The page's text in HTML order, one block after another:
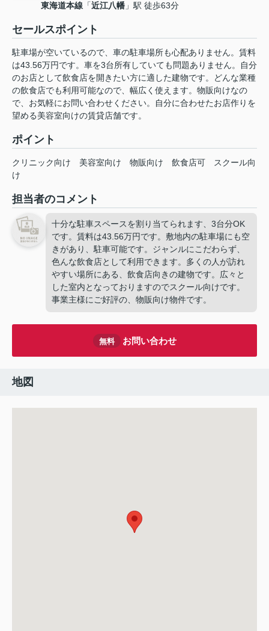
東海道本線 「近江八幡 」駅 徒歩63分
セールスポイント
駐車場が空いているので、車の駐車場所も心配ありません。賃料
は43.56万円です。車を3台所有していても問題ありません。自分
のお店として飲食店を開きたい方に適した建物です。どんな業種
の飲食店でも利用可能なので、幅広く使えます。物販向けなの
で、お気軽にお問い合わせください。自分に合わせたお店作りを
望める美容室向けの賃貸店舗です。
ポイント
クリニック向け 美容室向け 物販向け 飲食店可
スクール向
け
担当者のコメント
十分な駐車スペースを割り当てられます、3台分OK
です。賃料は43.56万円です。敷地内の駐車場にも空
きがあり、駐車可能です。ジャンルにこだわらず、
色んな飲食店として利用できます。多くの人が訪れ
やすい場所にある、飲食店向きの建物です。広々と
した室内となっておりますのでスクール向けです。
事業主様にご好評の、物販向け物件です。
無料 お問い合わせ
地図